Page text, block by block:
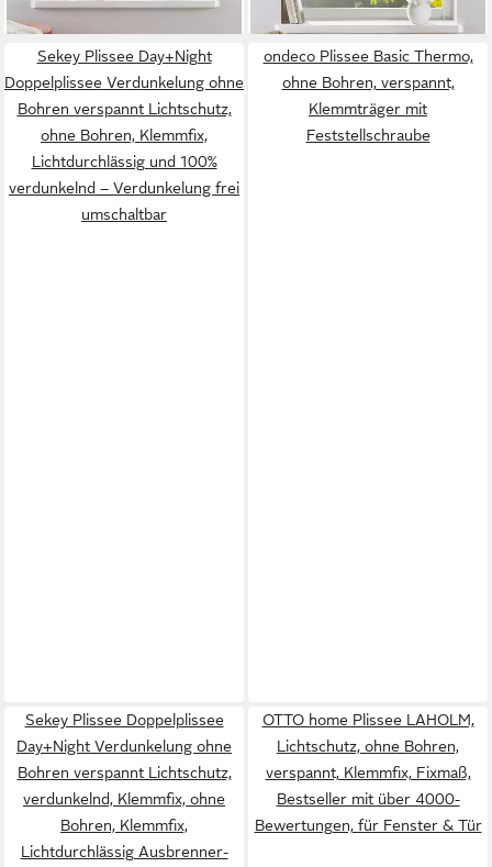
Sekey Plissee Day+Night
Doppelplissee Verdunkelung ohne
Bohren verspannt Lichtschutz,
ohne Bohren, Klemmfix,
Lichtdurchlässig und 100%
verdunkelnd – Verdunkelung frei
umschaltbar
ondeco Plissee Basic Thermo,
ohne Bohren, verspannt,
Klemmträger mit
Feststellschraube
Sekey Plissee Doppelplissee
Day+Night Verdunkelung ohne
Bohren verspannt Lichtschutz,
verdunkelnd, Klemmfix, ohne
Bohren, Klemmfix,
Lichtdurchlässig Ausbrenner-
OTTO home Plissee LAHOLM,
Lichtschutz, ohne Bohren,
verspannt, Klemmfix, Fixmaß,
Bestseller mit über 4000-
Bewertungen, für Fenster & Tür